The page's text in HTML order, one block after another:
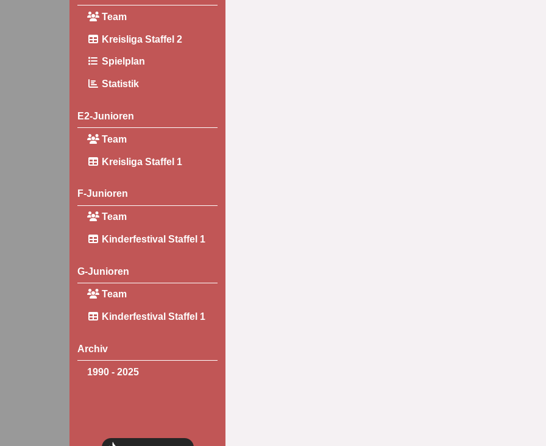
Team
Kreisliga Staffel 2
Spielplan
Statistik
E2-Junioren
Team
Kreisliga Staffel 1
F-Junioren
Team
Kinderfestival Staffel 1
G-Junioren
Team
Kinderfestival Staffel 1
Archiv
1990 - 2025